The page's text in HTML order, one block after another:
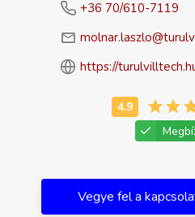
+36 70/610-7119
https://
Vegye fel a